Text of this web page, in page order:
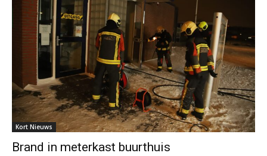
Kort Nieuws
Brand in meterkast buurthuis